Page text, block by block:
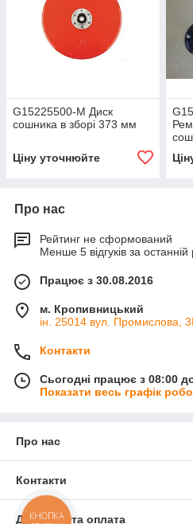
G15225500-M Диск
сошника в зборі 373 мм
Ціну уточнюйте
Про нас
Рейтинг не сформований
Менше 5 відгуків за останній
Працює з 30.08.2016
м. Кропивницький
ін. 25014 вул. Промислова,
Контакти
Сьогодні працює з 08:00
Показати весь графік
Про нас
Контакти
Доставка та оплата
КНОПКА